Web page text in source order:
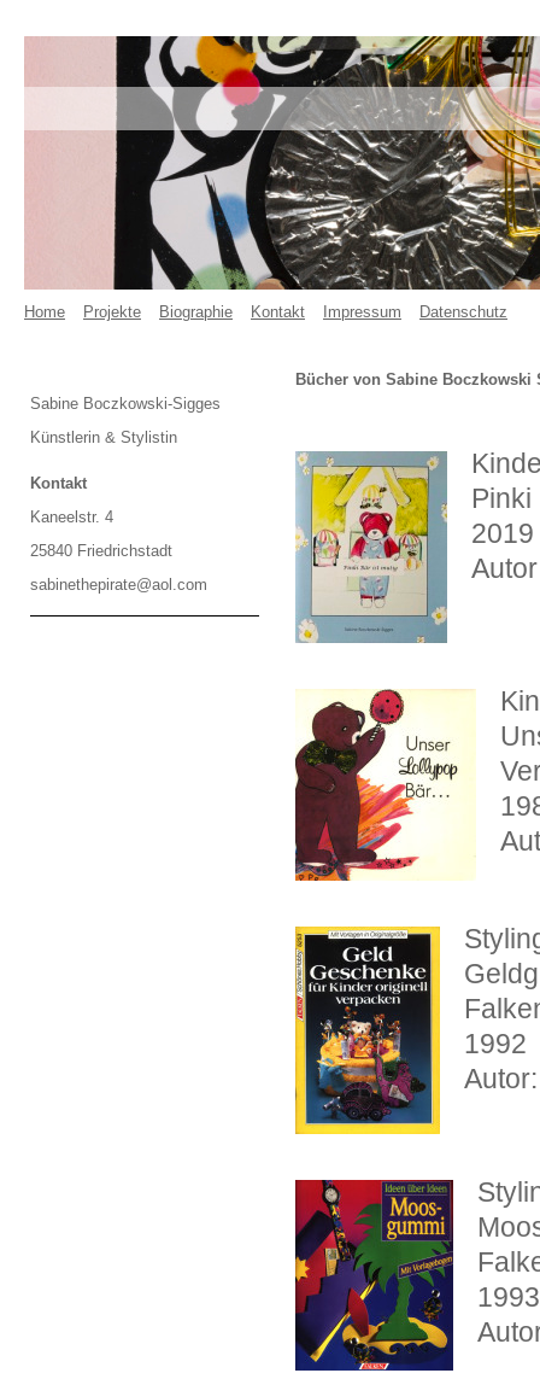
Home Projekte Biographie Kontakt Impressum Datenschutz
Bücher von Sabine Boczkowski
Pinki
2019
1992
1993
Sabine Boczkowski-Sigges
Künstlerin & Stylistin
Kontakt
Kaneelstr. 4
25840 Friedrichstadt
sabinethepirate@aol.com